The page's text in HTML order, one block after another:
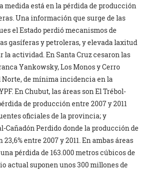
medida está en la pérdida de producción
Una información que surge de las
el Estado perdió mecanismos de
gasíferas y petroleras, y elevada laxitud
la actividad. En Santa Cruz cesaron las
Yankowsky, Los Monos y Cerro
Norte, de mínima incidencia en la
En Chubut, las áreas son El Trébol-
de producción entre 2007 y 2011
oficiales de la provincia; y
Cañadón Perdido donde la producción de
entre 2007 y 2011. En ambas áreas
pérdida de 163.000 metros cúbicos de
actual suponen unos 300 millones de